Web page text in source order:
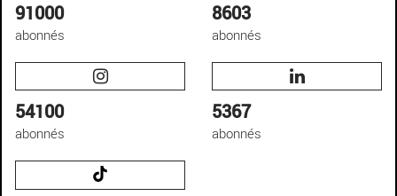
91000
abonnés
8603
abonnés
54100
abonnés
5367
abonnés